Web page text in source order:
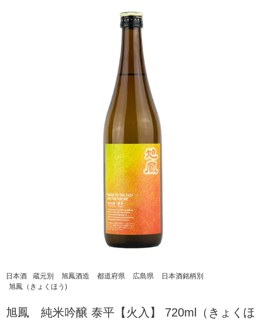
日本酒 蔵元別 旭鳳酒造 都道府県 広島県
日本酒銘柄別
旭鳳（きょくほう)
旭鳳 純米吟醸 泰平【火入】 720ml（きょくほ